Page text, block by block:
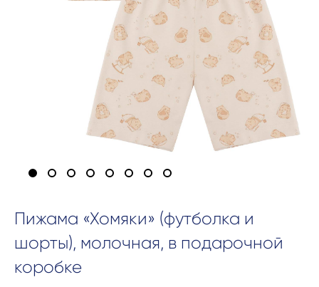
Пижама «Хомяки» (футболка и
шорты), молочная, в подарочной
коробке